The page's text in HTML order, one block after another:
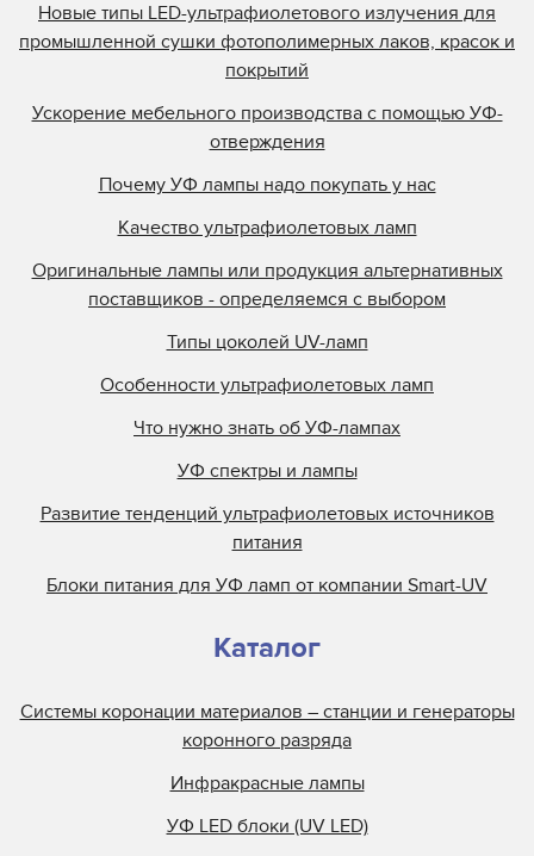
Новые типы LED-ультрафиолетового излучения для
промышленной сушки фотополимерных лаков, красок и
покрытий
Ускорение мебельного производства с помощью УФ-
отверждения
Почему УФ лампы надо покупать у нас
Качество ультрафиолетовых ламп
Оригинальные лампы или продукция альтернативных
поставщиков - определяемся с выбором
Типы цоколей UV-ламп
Особенности ультрафиолетовых ламп
Что нужно знать об УФ-лампах
УФ спектры и лампы
Развитие тенденций ультрафиолетовых источников
питания
Блоки питания для УФ ламп от компании Smart-UV
Каталог
Системы коронации материалов – станции и генераторы
коронного разряда
Инфракрасные лампы
УФ LED блоки (UV LED)